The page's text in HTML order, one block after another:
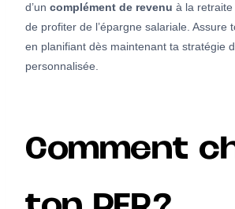
d’un complément de revenu à la
de profiter de l’épargne salariale. Assure
en planifiant dès maintenant ta stratégie
personnalisée.
Comment